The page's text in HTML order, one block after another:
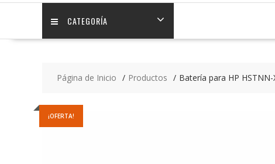
CATEGORÍA
Página de Inicio Productos Batería para HP
¡OFERTA!